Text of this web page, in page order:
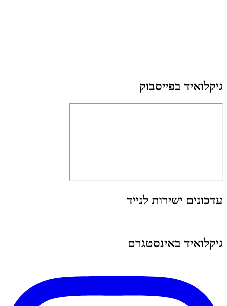
גיקלואיד בפייסבוק
עדכונים ישירות לנייד
גיקלואיד באינסטגרם